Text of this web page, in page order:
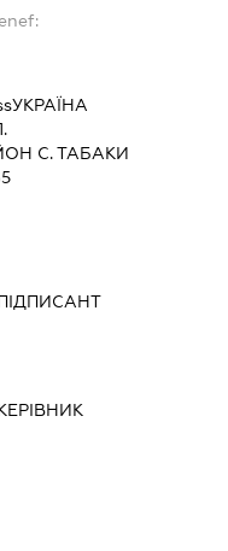
УКРАЇНА
С. ТАБАКИ